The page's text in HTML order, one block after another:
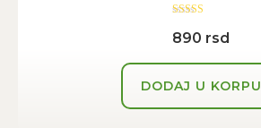
5.00
od 5
890 rsd
DODAJ U KORPU